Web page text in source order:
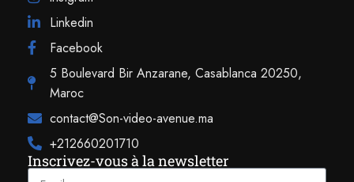
Linkedin
Facebook
5 Boulevard Bir Anzarane, Casablanca 20250,
Maroc
contact@Son-video-avenue.ma
+212660201710
Inscrivez-vous à la newsletter